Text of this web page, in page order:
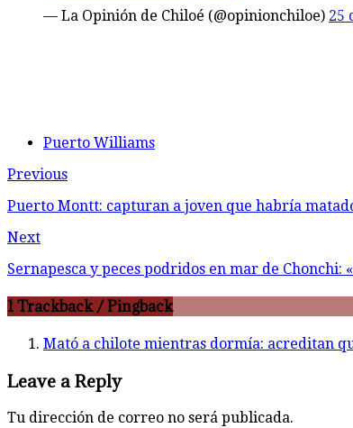
— La Opinión de Chiloé (@opinionchiloe) 25
Puerto Williams
Previous
Puerto Montt: capturan a joven que habría
Next
Sernapesca y peces podridos en mar de Chonchi:
1 Trackback / Pingback
Mató a chilote mientras dormía: acreditan
Leave a Reply
Tu dirección de correo no será publicada.